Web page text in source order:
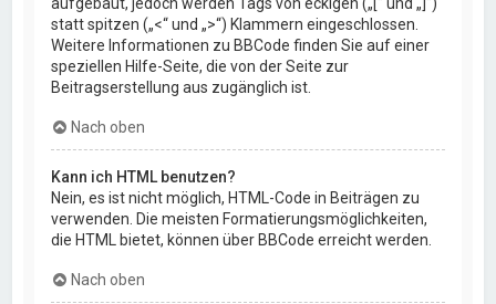
aufgebaut, jedoch werden Tags von eckigen („[“ und „]“)
statt spitzen („<“ und „>“) Klammern eingeschlossen.
Weitere Informationen zu BBCode finden Sie auf einer
speziellen Hilfe-Seite, die von der Seite zur
Beitragserstellung aus zugänglich ist.
Nach oben
Kann ich HTML benutzen?
Nein, es ist nicht möglich, HTML-Code in Beiträgen zu
verwenden. Die meisten Formatierungsmöglichkeiten,
die HTML bietet, können über BBCode erreicht werden.
Nach oben